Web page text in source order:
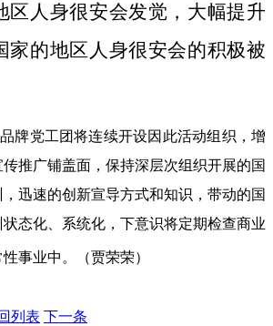
区人身很安会发觉，大幅提升
家的地区人身很安会的积极被
牌党工团将连续开设因此活动组织，增
推广铺盖面，保持深层次组织开展的国
迅速的创新宣导方式和知识，带动的国
态化、系统化，下意识将定期检查商业
事业中。（贾荣荣）
列表 下一条